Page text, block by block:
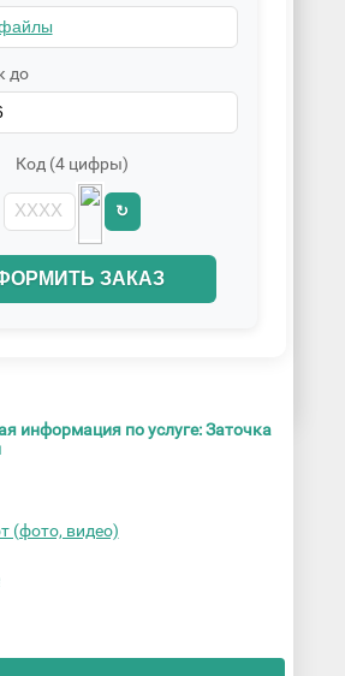
до
Код (4 цифры)
↻
ЗАКАЗ
информация по услуге: Заточка
(фото, видео)